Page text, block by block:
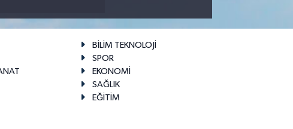
BİLİM TEKNOLOJİ
SPOR
EKONOMİ
SAĞLIK
EĞİTİM